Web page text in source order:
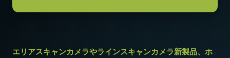
6 mm
外形寸法 高さx幅x奥行
エリアスキャンカメラやラインスキャンカメラ新製品、ホ